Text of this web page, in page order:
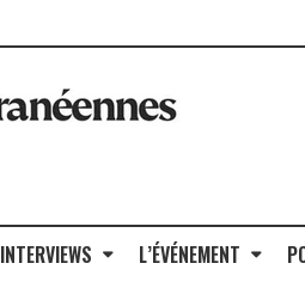
INTERVIEWS L’ÉVÉNEMENT